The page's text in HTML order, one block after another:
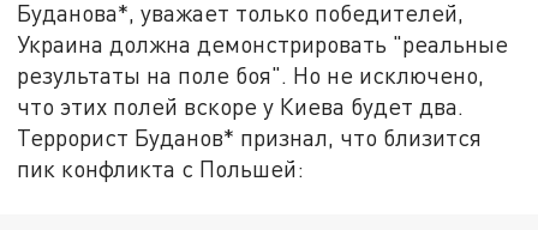
Буданова*, уважает только победителей,
Украина должна демонстрировать "реальные
результаты на поле боя". Но не исключено,
что этих полей вскоре у Киева будет два.
Террорист Буданов* признал, что близится
пик конфликта с Польшей: